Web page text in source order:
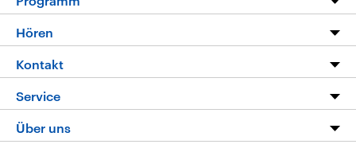
Programm
Die Nachrichten
Nachrichtenleicht
Neue Beiträge auf dlf.de
Hören
Livestream
Podcasts
Deutschlandfunk App
Kontakt
Hörerservice
Service
FAQ
Über uns